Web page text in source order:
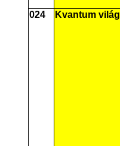
024 Kvantum világ